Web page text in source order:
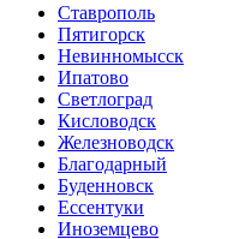
Ставрополь
Пятигорск
Невинномысск
Ипатово
Светлоград
Кисловодск
Железноводск
Благодарный
Буденновск
Ессентуки
Иноземцево